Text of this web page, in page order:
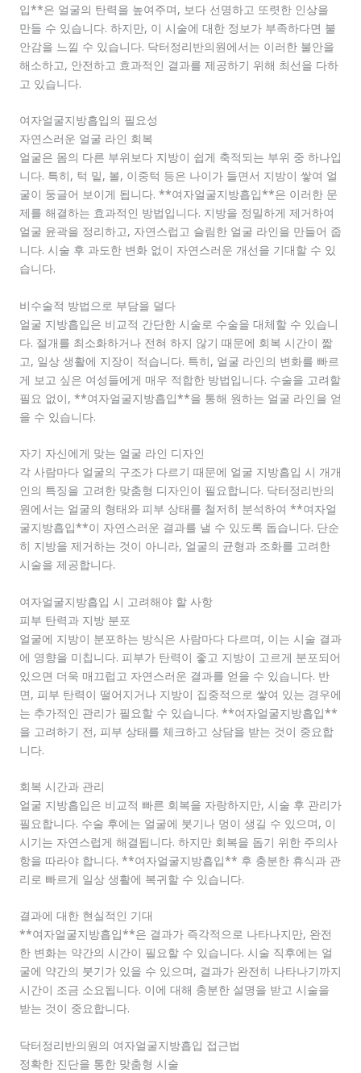
입**은 얼굴의 탄력을 높여주며, 보다 선명하고 또렷한 인상을
만들 수 있습니다. 하지만, 이 시술에 대한 정보가 부족하다면 불
안감을 느낄 수 있습니다. 닥터정리반의원에서는 이러한 불안을
해소하고, 안전하고 효과적인 결과를 제공하기 위해 최선을 다하
고 있습니다.
여자얼굴지방흡입의 필요성
자연스러운 얼굴 라인 회복
얼굴은 몸의 다른 부위보다 지방이 쉽게 축적되는 부위 중 하나입
니다. 특히, 턱 밑, 볼, 이중턱 등은 나이가 들면서 지방이 쌓여 얼
굴이 둥글어 보이게 됩니다. **여자얼굴지방흡입**은 이러한 문
제를 해결하는 효과적인 방법입니다. 지방을 정밀하게 제거하여
얼굴 윤곽을 정리하고, 자연스럽고 슬림한 얼굴 라인을 만들어 줍
니다. 시술 후 과도한 변화 없이 자연스러운 개선을 기대할 수 있
습니다.
비수술적 방법으로 부담을 덜다
얼굴 지방흡입은 비교적 간단한 시술로 수술을 대체할 수 있습니
다. 절개를 최소화하거나 전혀 하지 않기 때문에 회복 시간이 짧
고, 일상 생활에 지장이 적습니다. 특히, 얼굴 라인의 변화를 빠르
게 보고 싶은 여성들에게 매우 적합한 방법입니다. 수술을 고려할
필요 없이, **여자얼굴지방흡입**을 통해 원하는 얼굴 라인을 얻
을 수 있습니다.
자기 자신에게 맞는 얼굴 라인 디자인
각 사람마다 얼굴의 구조가 다르기 때문에 얼굴 지방흡입 시 개개
인의 특징을 고려한 맞춤형 디자인이 필요합니다. 닥터정리반의
원에서는 얼굴의 형태와 피부 상태를 철저히 분석하여 **여자얼
굴지방흡입**이 자연스러운 결과를 낼 수 있도록 돕습니다. 단순
히 지방을 제거하는 것이 아니라, 얼굴의 균형과 조화를 고려한
시술을 제공합니다.
여자얼굴지방흡입 시 고려해야 할 사항
피부 탄력과 지방 분포
얼굴에 지방이 분포하는 방식은 사람마다 다르며, 이는 시술 결과
에 영향을 미칩니다. 피부가 탄력이 좋고 지방이 고르게 분포되어
있으면 더욱 매끄럽고 자연스러운 결과를 얻을 수 있습니다. 반
면, 피부 탄력이 떨어지거나 지방이 집중적으로 쌓여 있는 경우에
는 추가적인 관리가 필요할 수 있습니다. **여자얼굴지방흡입**
을 고려하기 전, 피부 상태를 체크하고 상담을 받는 것이 중요합
니다.
회복 시간과 관리
얼굴 지방흡입은 비교적 빠른 회복을 자랑하지만, 시술 후 관리가
필요합니다. 수술 후에는 얼굴에 붓기나 멍이 생길 수 있으며, 이
시기는 자연스럽게 해결됩니다. 하지만 회복을 돕기 위한 주의사
항을 따라야 합니다. **여자얼굴지방흡입** 후 충분한 휴식과 관
리로 빠르게 일상 생활에 복귀할 수 있습니다.
결과에 대한 현실적인 기대
**여자얼굴지방흡입**은 결과가 즉각적으로 나타나지만, 완전
한 변화는 약간의 시간이 필요할 수 있습니다. 시술 직후에는 얼
굴에 약간의 붓기가 있을 수 있으며, 결과가 완전히 나타나기까지
시간이 조금 소요됩니다. 이에 대해 충분한 설명을 받고 시술을
받는 것이 중요합니다.
닥터정리반의원의 여자얼굴지방흡입 접근법
정확한 진단을 통한 맞춤형 시술